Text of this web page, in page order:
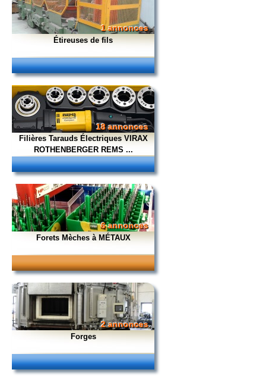
1 annonces
Étireuses de fils
18 annonces
Filières Tarauds Électriques VIRAX
ROTHENBERGER REMS ...
6 annonces
Forets Mèches à MÉTAUX
2 annonces
Forges